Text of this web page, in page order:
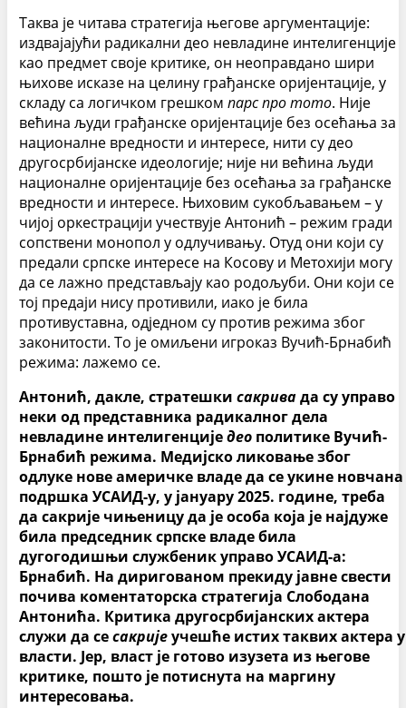
Таква је читава стратегија његове аргументације:
издвајајући радикални део невладине интелигенције
као предмет своје критике, он неоправдано шири
њихове исказе на целину грађанске оријентације, у
складу са логичком грешком парс про тото. Није
већина људи грађанске оријентације без осећања за
националне вредности и интересе, нити су део
другосрбијанске идеологије; није ни већина људи
националне оријентације без осећања за грађанске
вредности и интересе. Њиховим сукобљавањем – у
чијој оркестрацији учествује Антонић – режим гради
сопствени монопол у одлучивању. Отуд они који су
предали српске интересе на Косову и Метохији могу
да се лажно представљају као родољуби. Они који се
тој предаји нису противили, иако је била
противуставна, одједном су против режима због
законитости. То је омиљени игроказ Вучић-Брнабић
режима: лажемо се.
Антонић, дакле, стратешки сакривада су управо
неки од представника радикалног дела
невладине интелигенциједео политике Вучић-
Брнабић режима. Медијско ликовање због
одлуке нове америчке владе да се укине новчана
подршка УСАИД-у, у јануару 2025. године, треба
да сакрије чињеницу да је особа која је најдуже
била председник српске владе била
дугогодишњи службеник управо УСАИД-а:
Брнабић. На диригованом прекиду јавне свести
почива коментаторска стратегија Слободана
Антонића. Критика другосрбијанских актера
служи да сесакријеучешће истих таквих актера у
власти. Јер, власт је готово изузета из његове
критике, пошто је потиснута на маргину
интересовања.